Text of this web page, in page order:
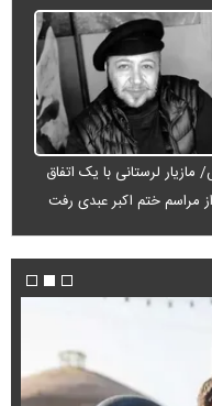
لرستانی با یک اتفاق
مراسم ختم اکبر عبدی رفت